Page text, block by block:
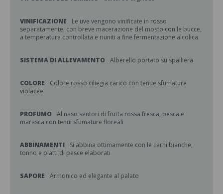
VINIFICAZIONE
Le uve vengono vinificate in rosso
separatamente, con breve macerazione del mosto con le bucce,
a temperatura controllata e riuniti a fine fermentazione alcolica
SISTEMA DI ALLEVAMENTO Alberello portato su spalliera
COLORE
Colore rosso ciliegia carico con tenue sfumature
violacee
PROFUMO Al naso sentori di frutta rossa fresca, pesca e
marasca con tenui sfumature floreali
ABBINAMENTI
Si abbina ottimamente con le carni bianche,
tonno e piatti di pesce elaborati
SAPORE Armonico ed elegante al palato